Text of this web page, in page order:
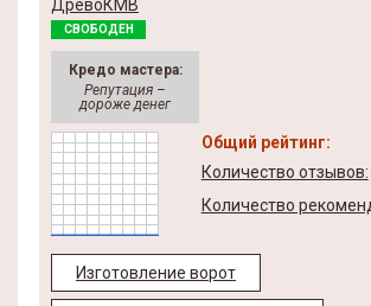
ДревоКМВ
СВОБОДЕН
Кредо мастера:
Репутация –
дороже денег
Общий рейтинг:
Количество отзывов:
Количество
Изготовление ворот